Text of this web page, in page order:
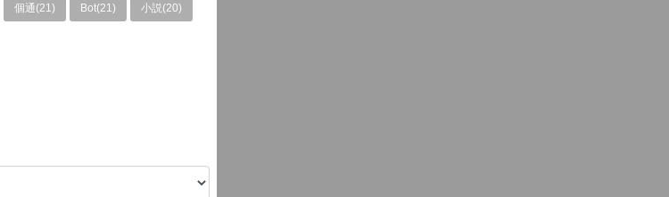
個通(21) Bot(21) 小説(20)